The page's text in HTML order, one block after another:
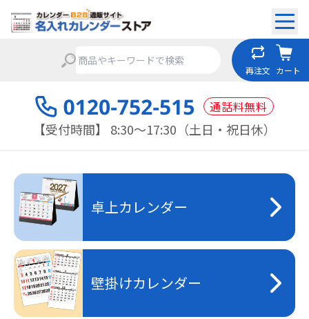
再注文 カート
通話料無料
【受付時間】 8:30～17:30（土日・祝日休）
卓上カレンダー
壁掛けカレンダー